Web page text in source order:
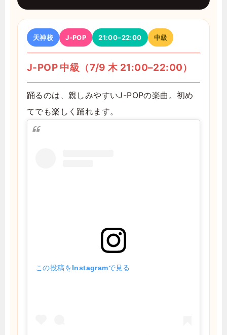
天神校 J-POP 21:00–22:00 中級
J-POP 中級（7/9 木 21:00–22:00）
踊るのは、親しみやすいJ-POPの楽曲。初め
てでも楽しく踊れます。
この投稿をInstagramで見る